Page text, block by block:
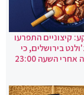
קיצוניים התפרעו
בירושלים, כי
השעה 23:00